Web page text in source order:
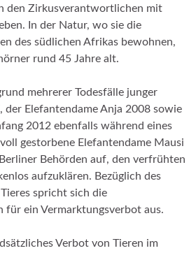
den Zirkusverantwortlichen mit
In der Natur, wo sie die
des südlichen Afrikas bewohnen,
rund 45 Jahre alt.
mehrerer Todesfälle junger
der Elefantendame Anja 2008 sowie
2012 ebenfalls während eines
gestorbene Elefantendame Mausi
Behörden auf, den verfrühten
aufzuklären. Bezüglich des
spricht sich die
für ein Vermarktungsverbot aus.
Verbot von Tieren im